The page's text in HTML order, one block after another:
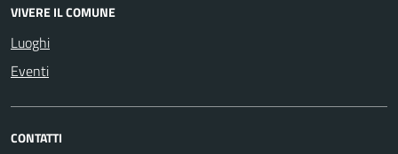
VIVERE IL COMUNE
Luoghi
Eventi
CONTATTI